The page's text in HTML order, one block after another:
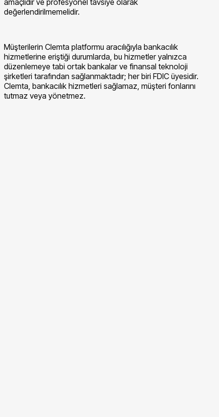
amaçlıdır ve profesyonel tavsiye olarak
değerlendirilmemelidir.
Müşterilerin Clemta platformu aracılığıyla bankacılık
hizmetlerine eriştiği durumlarda, bu hizmetler yalnızca
düzenlemeye tabi ortak bankalar ve finansal teknoloji
şirketleri tarafından sağlanmaktadır; her biri FDIC üyesidir.
Clemta, bankacılık hizmetleri sağlamaz, müşteri fonlarını
tutmaz veya yönetmez.